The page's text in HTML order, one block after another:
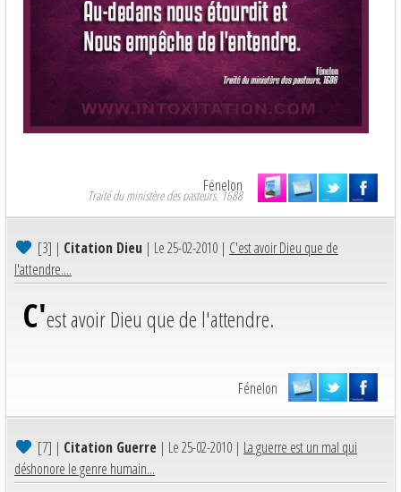
Fénelon
Traité du ministère des pasteurs. 1688
[3] | Citation Dieu | Le 25-02-2010 | C'est avoir Dieu que de
l'attendre....
C'est avoir Dieu que de l'attendre.
Fénelon
[7] | Citation Guerre | Le 25-02-2010 | La guerre est un mal qui
déshonore le genre humain...